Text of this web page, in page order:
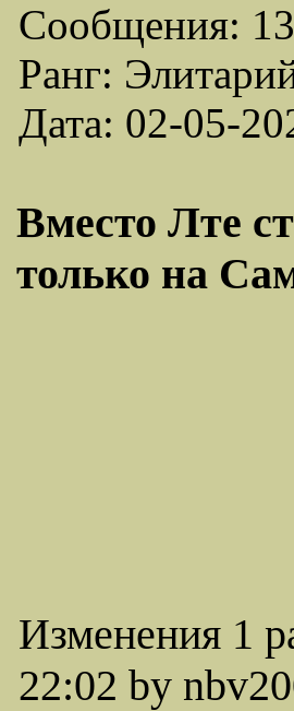
Сообщения:
Ранг:
Дата: 02-05-
Вместо Лте
только на
Изменения 1
22:02 by